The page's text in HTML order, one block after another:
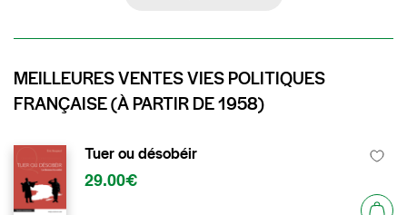
MEILLEURES VENTES VIES POLITIQUES
FRANÇAISE (À PARTIR DE 1958)
Tuer ou désobéir
29.00€